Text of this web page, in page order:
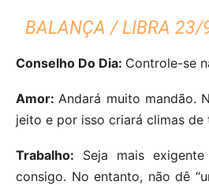
BALANÇA / LIBRA
Conselho Do Dia: Controle-se
Amor: Andará muito mandão.
jeito e por isso criará climas de
Trabalho: Seja mais
consigo. No entanto, não dê